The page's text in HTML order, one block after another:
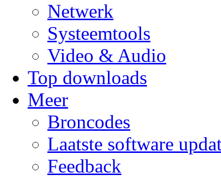
Netwerk
Systeemtools
Video & Audio
Top downloads
Meer
Broncodes
Laatste software
Feedback